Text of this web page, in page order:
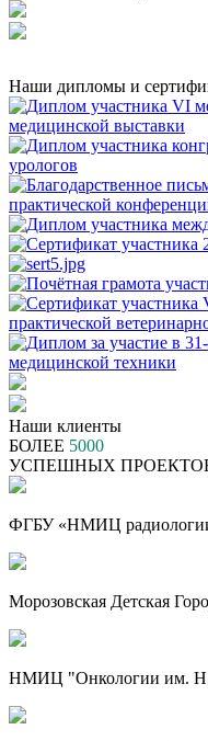
Наши дипломы и
Наши клиенты
БОЛЕЕ 5000
УСПЕШНЫХ
ФГБУ «НМИЦ
Морозовская Детская
НМИЦ "Онкологии им.